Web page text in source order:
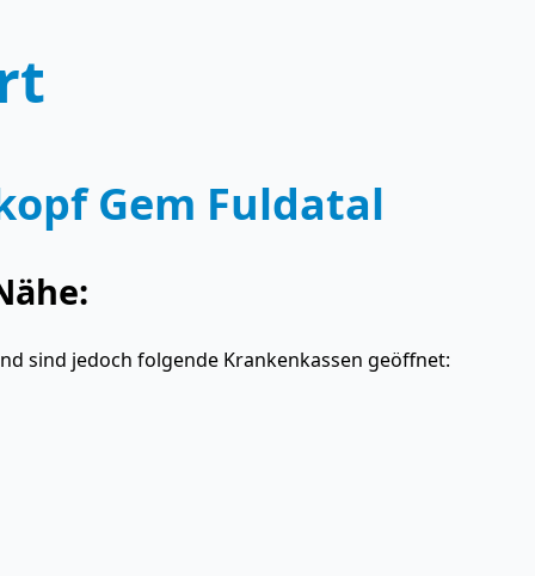
Gem Fuldatal
sind jedoch folgende Krankenkassen geöffnet: